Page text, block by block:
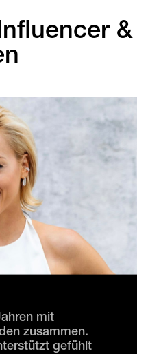
&
mit
zusammen.
gefühlt